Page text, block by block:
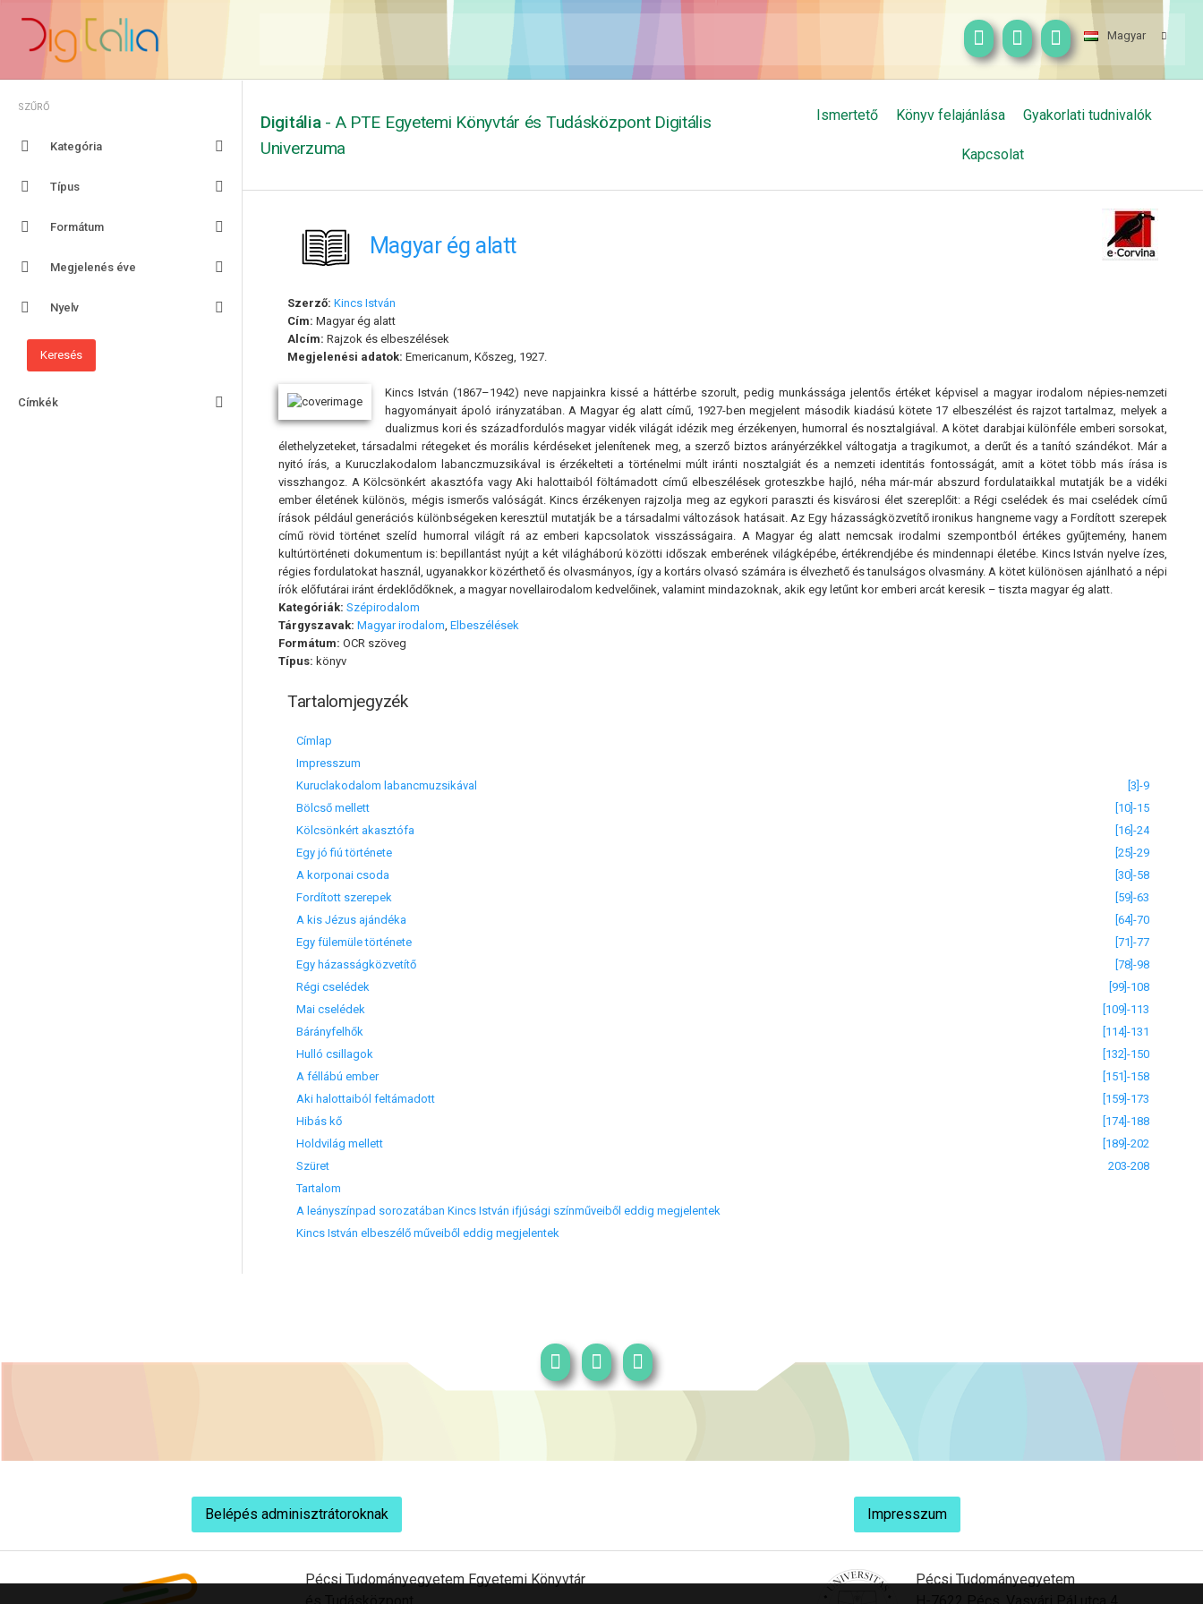
Magyar
SZŰRŐ
Kategória
Típus
Formátum
Megjelenés éve
Nyelv
Címkék
Digitália - A PTE Egyetemi Könyvtár és Tudásközpont Digitális
Univerzuma
Ismertető Könyv felajánlása Gyakorlati tudnivalók
Kapcsolat
Magyar ég alatt
Szerző: Kincs István
Cím: Magyar ég alatt
Alcím: Rajzok és elbeszélések
Megjelenési adatok: Emericanum, Kőszeg, 1927.
Kincs István (1867–1942) neve napjainkra kissé a háttérbe szorult, pedig munkássága jelentős értéket képvisel a magyar irodalom népies-nemzeti
hagyományait ápoló irányzatában. A Magyar ég alatt című, 1927-ben megjelent második kiadású kötete 17 elbeszélést és rajzot tartalmaz, melyek a
dualizmus kori és századfordulós magyar vidék világát idézik meg érzékenyen, humorral és nosztalgiával. A kötet darabjai különféle emberi sorsokat,
élethelyzeteket, társadalmi rétegeket és morális kérdéseket jelenítenek meg, a szerző biztos arányérzékkel váltogatja a tragikumot, a derűt és a tanító szándékot. Már a
nyitó írás, a Kuruczlakodalom labanczmuzsikával is érzékelteti a történelmi múlt iránti nosztalgiát és a nemzeti identitás fontosságát, amit a kötet több más írása is
visszhangoz. A Kölcsönkért akasztófa vagy Aki halottaiból föltámadott című elbeszélések groteszkbe hajló, néha már-már abszurd fordulataikkal mutatják be a vidéki
ember életének különös, mégis ismerős valóságát. Kincs érzékenyen rajzolja meg az egykori paraszti és kisvárosi élet szereplőit: a Régi cselédek és mai cselédek című
írások például generációs különbségeken keresztül mutatják be a társadalmi változások hatásait. Az Egy házasságközvetítő ironikus hangneme vagy a Fordított szerepek
című rövid történet szelíd humorral világít rá az emberi kapcsolatok visszásságaira. A Magyar ég alatt nemcsak irodalmi szempontból értékes gyűjtemény, hanem
kultúrtörténeti dokumentum is: bepillantást nyújt a két világháború közötti időszak emberének világképébe, értékrendjébe és mindennapi életébe. Kincs István nyelve ízes,
régies fordulatokat használ, ugyanakkor közérthető és olvasmányos, így a kortárs olvasó számára is élvezhető és tanulságos olvasmány. A kötet különösen ajánlható a népi
írók előfutárai iránt érdeklődőknek, a magyar novellairodalom kedvelőinek, valamint mindazoknak, akik egy letűnt kor emberi arcát keresik – tiszta magyar ég alatt.
Kategóriák: Szépirodalom
Tárgyszavak: Magyar irodalom Elbeszélések
Formátum: OCR szöveg
Típus: könyv
Tartalomjegyzék
Címlap
Impresszum
Kuruclakodalom labancmuzsikával
[3]-9
Bölcső mellett
[10]-15
Kölcsönkért akasztófa
[16]-24
Egy jó fiú története
[25]-29
A korponai csoda
[30]-58
Fordított szerepek
[59]-63
A kis Jézus ajándéka
[64]-70
Egy fülemüle története
[71]-77
Egy házasságközvetítő
[78]-98
Régi cselédek
[99]-108
Mai cselédek
[109]-113
Bárányfelhők
[114]-131
Hulló csillagok
[132]-150
A féllábú ember
[151]-158
Aki halottaiból feltámadott
[159]-173
Hibás kő
[174]-188
Holdvilág mellett
[189]-202
Szüret
203-208
Tartalom
A leányszínpad sorozatában Kincs István ifjúsági színműveiből eddig megjelentek
Kincs István elbeszélő műveiből eddig megjelentek
Belépés adminisztrátoroknak Impresszum
Pécsi Tudományegyetem Egyetemi Könyvtár
Pécsi Tudományegyetem